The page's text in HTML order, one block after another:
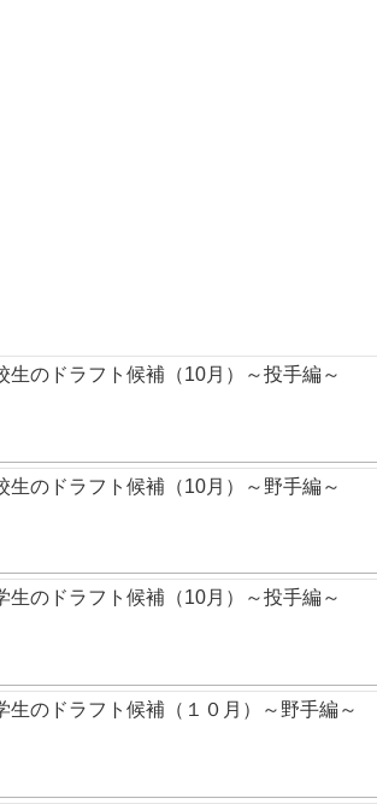
生のドラフト候補（10月）～投手編～
生のドラフト候補（10月）～野手編～
生のドラフト候補（10月）～投手編～
生のドラフト候補（１０月）～野手編～